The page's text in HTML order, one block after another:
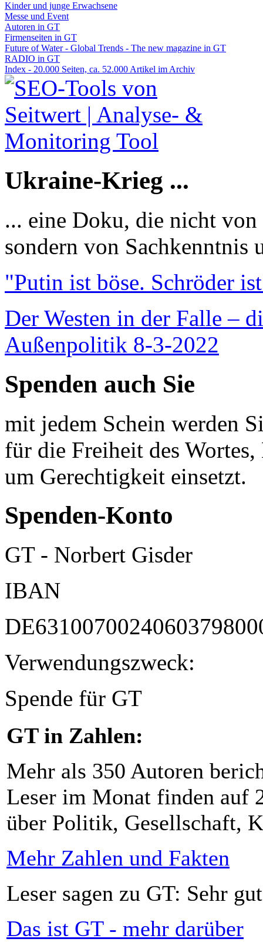
Kinder und junge Erwachsene
Messe und Event
Autoren in GT
Firmenseiten in GT
Future of Water - Global Trends - The new magazine in GT
RADIO in GT
Index - 20.000 Seiten, ca. 52.000 Artikel im Archiv
Ukraine-Krieg ...
... eine Doku, die nicht
sondern von Sachkenntnis
"Putin ist böse. Schröder
Der Westen in der Falle –
Außenpolitik 8-3-2022
Spenden auch Sie
mit jedem Schein werden
für die Freiheit des
um Gerechtigkeit einsetzt.
Spenden-Konto
GT - Norbert Gisder
IBAN
Verwendungszweck:
Spende für GT
GT in Zahlen:
Mehr als 350 Autoren
Leser im Monat finden auf
über Politik, Gesellschaft,
Mehr Zahlen und Fakten
Leser sagen zu GT: Sehr
Das ist GT - mehr darüber